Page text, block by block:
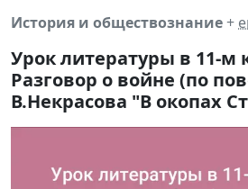
История и обществознание+
Урок литературы в 11-м
Разговор о войне (по
В.Некрасова "В окопах